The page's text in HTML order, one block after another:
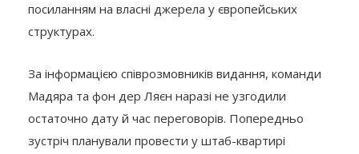
посиланням на власні джерела у європейських
структурах.
За інформацією співрозмовників видання, команди
Мадяра та фон дер Ляєн наразі не узгодили
остаточно дату й час переговорів. Попередньо
зустріч планували провести у штаб-квартирі